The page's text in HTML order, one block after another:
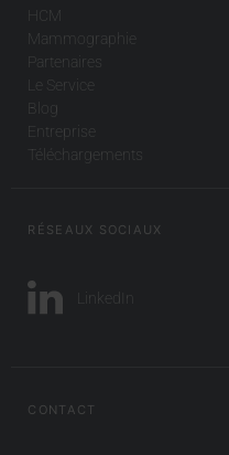
HCM
Mammographie
Partenaires
Le Service
Blog
Entreprise
Téléchargements
RÉSEAUX SOCIAUX
LinkedIn
CONTACT